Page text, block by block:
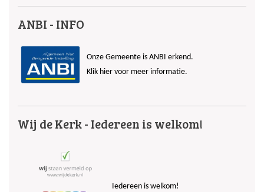
ANBI - INFO
Onze Gemeente is ANBI erkend.
Klik hier voor meer informatie.
Wij de Kerk - Iedereen is welkom!
Iedereen is welkom!